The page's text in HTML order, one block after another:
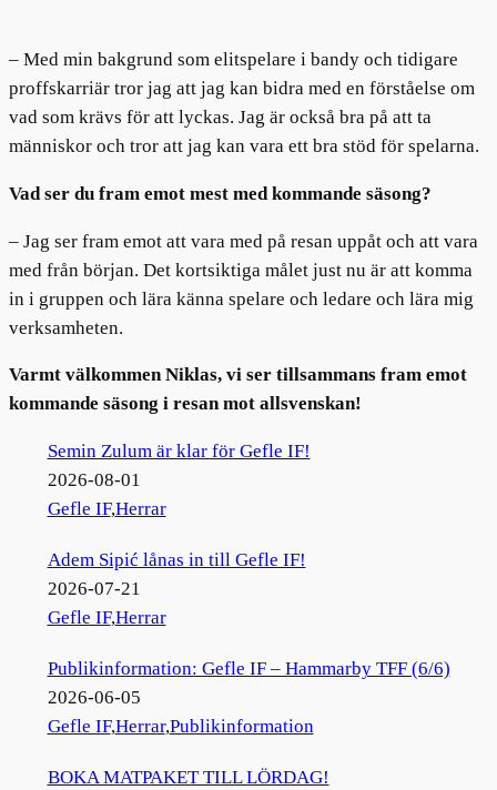
– Med min bakgrund som elitspelare i bandy och tidigare
proffskarriär tror jag att jag kan bidra med en förståelse om
vad som krävs för att lyckas. Jag är också bra på att ta
människor och tror att jag kan vara ett bra stöd för spelarna.
Vad ser du fram emot mest med kommande säsong?
– Jag ser fram emot att vara med på resan uppåt och att vara
med från början. Det kortsiktiga målet just nu är att komma
in i gruppen och lära känna spelare och ledare och lära mig
verksamheten.
Varmt välkommen Niklas, vi ser tillsammans fram emot
kommande säsong i resan mot allsvenskan!
Semin Zulum är klar för Gefle IF!
2026-08-01
Gefle IF,Herrar
Adem Sipić lånas in till Gefle IF!
2026-07-21
Gefle IF,Herrar
Publikinformation: Gefle IF – Hammarby TFF (6/6)
2026-06-05
Gefle IF,Herrar,Publikinformation
BOKA MATPAKET TILL LÖRDAG!